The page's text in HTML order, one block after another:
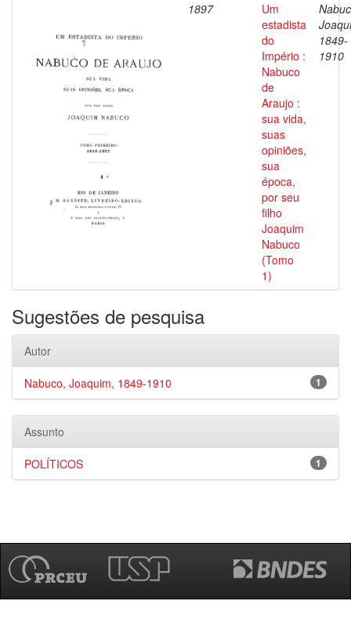
1897
Um
estadista
do
Império :
Nabuco
de
Araujo :
sua vida,
suas
opiniões,
sua
época,
por seu
filho
Joaquim
Nabuco
(Tomo
1)
1849-
1910
Sugestões de pesquisa
Autor
1
Nabuco, Joaquim, 1849-1910
Assunto
1
POLÍTICOS